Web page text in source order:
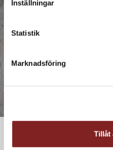
Inställningar
Statistik
Marknadsföring
Tillåt